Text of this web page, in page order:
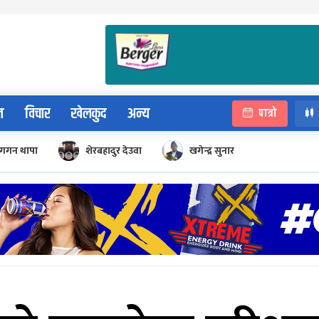
विचार खेलकुद अन्य पात्रो
गगन थापा शेरबहादुर देउवा खगेन्द्र सुनार